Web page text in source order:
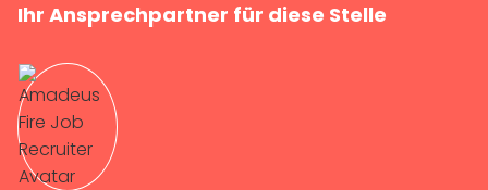
Ihr Ansprechpartner für diese Stelle